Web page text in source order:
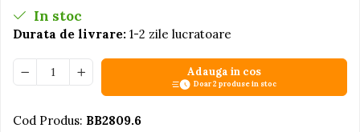
Seturi de doctor
Seturi de rufe
Trenulete
Vehicule de constructii
In stoc
Durata de livrare: 1-2 zile lucratoare
Adauga in cos
Doar 2 produse in stoc
Cod Produs: BB2809.6